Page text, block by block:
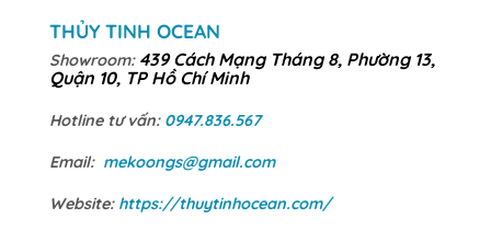
THỦY TINH OCEAN
Showroom: 439 Cách Mạng Tháng 8, Phường 13,
Quận 10, TP Hồ Chí Minh
Hotline tư vấn: 0947.836.567
Email: mekoongs@gmail.com
Website: https://thuytinhocean.com/